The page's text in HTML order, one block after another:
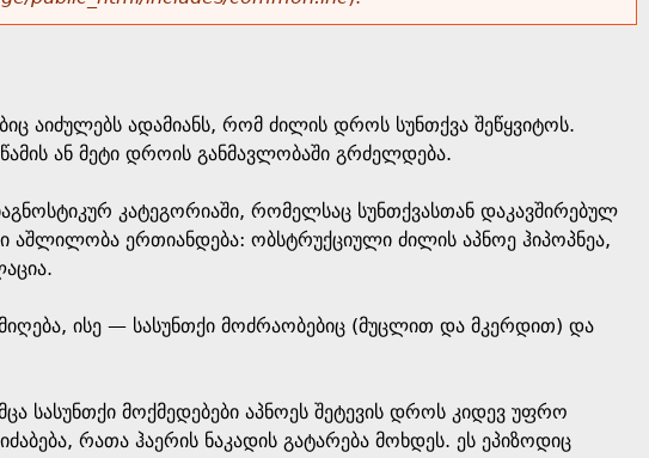
აიძულებს ადამიანს, რომ ძილის დროს სუნთქვა შეწყვიტოს.
ან მეტი დროის განმავლობაში გრძელდება.
კატეგორიაში, რომელსაც სუნთქვასთან დაკავშირებულ
აშლილობა ერთიანდება: ობსტრუქციული ძილის აპნოე ჰიპოპნეა,
ისე — სასუნთქი მოძრაობებიც (მუცლით და მკერდით) და
სასუნთქი მოქმედებები აპნოეს შეტევის დროს კიდევ უფრო
რათა ჰაერის ნაკადის გატარება მოხდეს. ეს ეპიზოდიც